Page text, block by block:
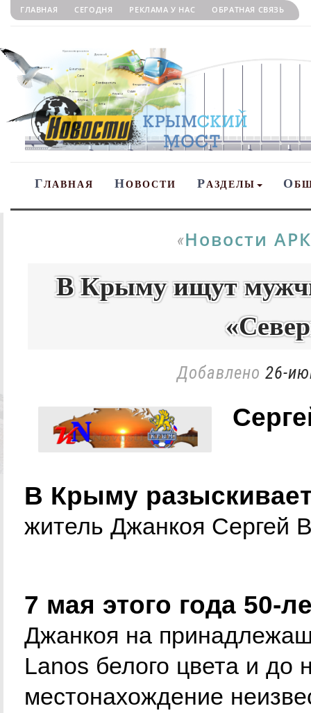
ГЛАВНАЯ СЕГОДНЯ РЕКЛАМА У НАС ОБРАТНАЯ СВЯЗЬ
ГЛАВНАЯ НОВОСТИ РАЗДЕЛЫ О
«Новости АРК
В Крыму ищут
Добавлено 26-
В Крыму
житель Джанкоя Сергей
7 мая этого года 50-
Джанкоя на
Lanos белого цвета и до
местонахождение